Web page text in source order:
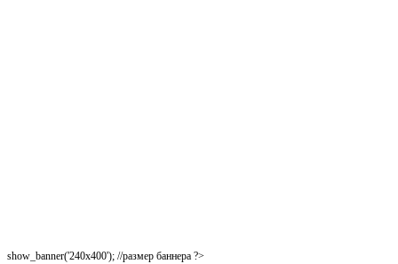
show_banner('240x400'); //размер баннера ?>